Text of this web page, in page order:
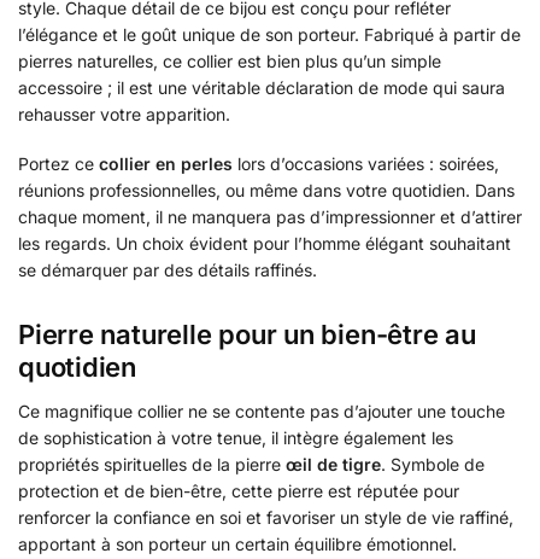
style. Chaque détail de ce bijou est conçu pour refléter
l’élégance et le goût unique de son porteur. Fabriqué à partir de
pierres naturelles, ce collier est bien plus qu’un simple
accessoire ; il est une véritable déclaration de mode qui saura
rehausser votre apparition.
Portez ce collier en perles lors d’occasions variées : soirées,
réunions professionnelles, ou même dans votre quotidien. Dans
chaque moment, il ne manquera pas d’impressionner et d’attirer
les regards. Un choix évident pour l’homme élégant souhaitant
se démarquer par des détails raffinés.
Pierre naturelle pour un bien-être au
quotidien
Ce magnifique collier ne se contente pas d’ajouter une touche
de sophistication à votre tenue, il intègre également les
propriétés spirituelles de la pierre œil de tigre. Symbole de
protection et de bien-être, cette pierre est réputée pour
renforcer la confiance en soi et favoriser un style de vie raffiné,
apportant à son porteur un certain équilibre émotionnel.